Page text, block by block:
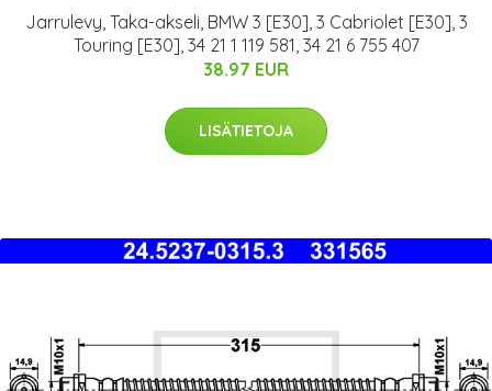
Jarrulevy, Taka-akseli, BMW 3 [E30], 3 Cabriolet [E30], 3
Touring [E30], 34 21 1 119 581, 34 21 6 755 407
38.97 EUR
LISÄTIETOJA